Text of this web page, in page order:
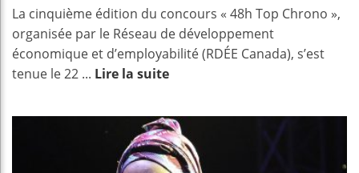
La cinquième édition du concours « 48h Top Chrono »,
organisée par le Réseau de développement
économique et d’employabilité (RDÉE Canada), s’est
tenue le 22 ... Lire la suite